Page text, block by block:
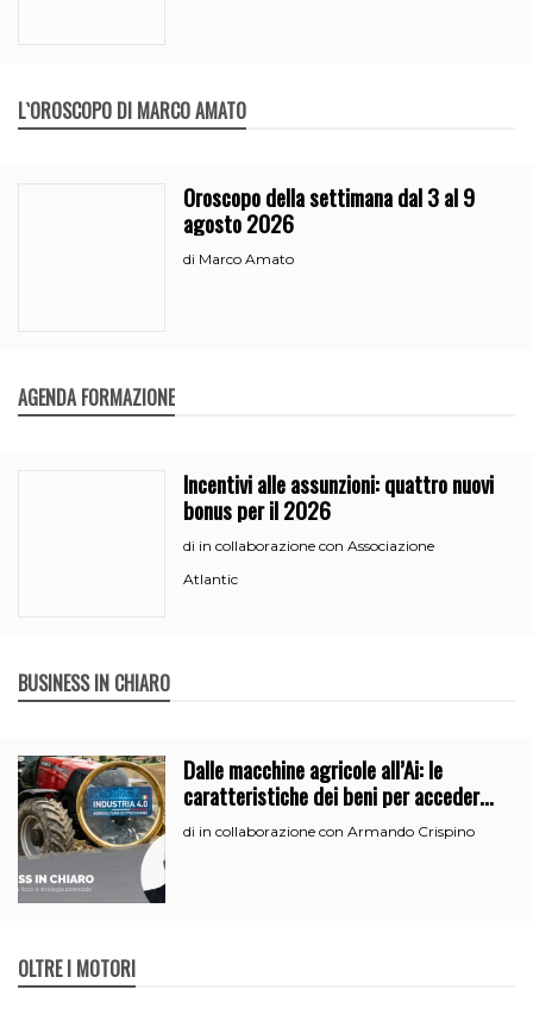
L`OROSCOPO DI MARCO AMATO
Oroscopo della settimana dal 3 al 9
agosto 2026
di Marco Amato
AGENDA FORMAZIONE
Incentivi alle assunzioni: quattro nuovi
bonus per il 2026
di in collaborazione con Associazione
Atlantic
BUSINESS IN CHIARO
Dalle macchine agricole all’Ai: le
caratteristiche dei beni per accedere
all’iperammortamento
di in collaborazione con Armando Crispino
OLTRE I MOTORI